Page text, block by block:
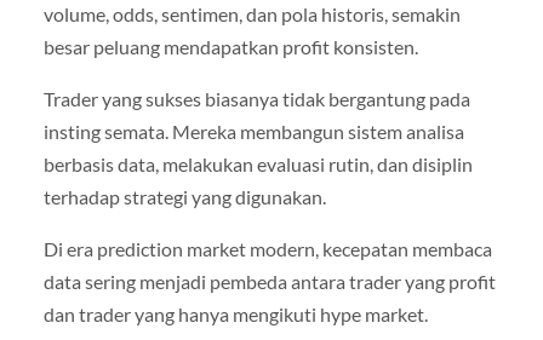
volume, odds, sentimen, dan pola historis, semakin
besar peluang mendapatkan profit konsisten.
Trader yang sukses biasanya tidak bergantung pada
insting semata. Mereka membangun sistem analisa
berbasis data, melakukan evaluasi rutin, dan disiplin
terhadap strategi yang digunakan.
Di era prediction market modern, kecepatan membaca
data sering menjadi pembeda antara trader yang profit
dan trader yang hanya mengikuti hype market.